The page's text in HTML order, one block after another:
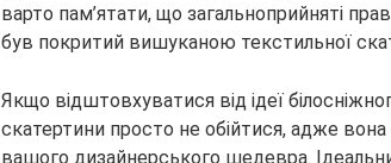
варто пам’ятати, що загальноприйняті
був покритий вишуканою текстильної
Якщо відштовхуватися від ідеї
скатертини просто не обійтися, адже
вашого дизайнерського шедевра.